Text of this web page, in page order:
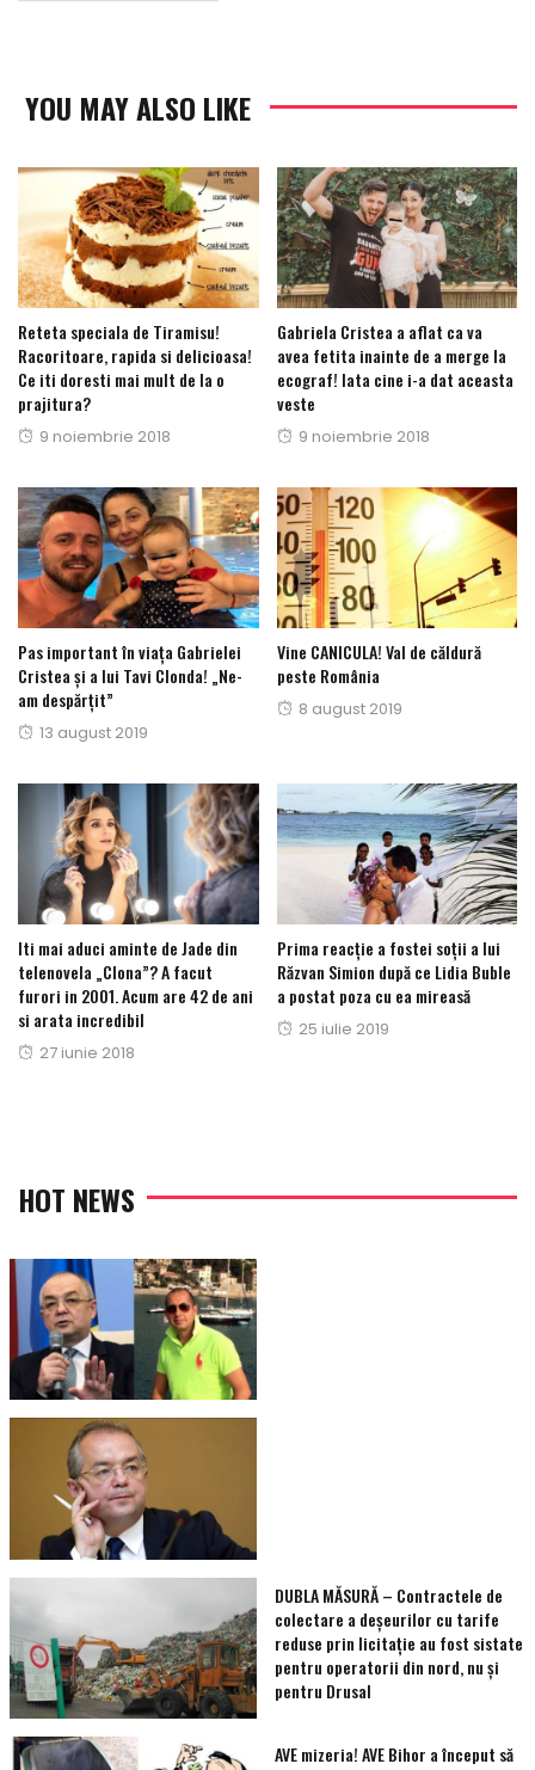
YOU MAY ALSO LIKE
Reteta speciala de Tiramisu!
Racoritoare, rapida si delicioasa!
Ce iti doresti mai mult de la o
prajitura?
Posted
9 noiembrie 2018
Gabriela Cristea a aflat ca va
avea fetita inainte de a merge la
ecograf! Iata cine i-a dat aceasta
veste
Posted
9 noiembrie 2018
Pas important în viața Gabrielei
Cristea și a lui Tavi Clonda! „Ne-
am despărțit”
Posted
13 august 2019
Vine CANICULA! Val de căldură
peste România
Posted
8 august 2019
Iti mai aduci aminte de Jade din
telenovela „Clona”? A facut
furori in 2001. Acum are 42 de ani
si arata incredibil
Posted
27 iunie 2018
Prima reacţie a fostei soţii a lui
Răzvan Simion după ce Lidia Buble
a postat poza cu ea mireasă
Posted
25 iulie 2019
HOT NEWS
DUBLA MĂSURĂ – Contractele de
colectare a deșeurilor cu tarife
reduse prin licitație au fost sistate
pentru operatorii din nord, nu și
pentru Drusal
AVE mizeria! AVE Bihor a început să